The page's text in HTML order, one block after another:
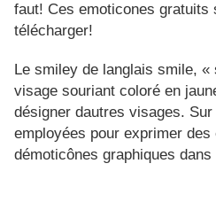
faut! Ces emoticones
télécharger!
Le smiley de langlais smile,
visage souriant coloré en
désigner dautres visages.
employées pour exprimer
démoticônes graphiques